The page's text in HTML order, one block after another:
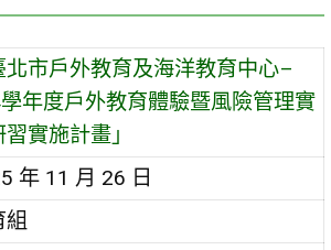
北市戶外教育及海洋教育中心–
年度戶外教育體驗暨風險管理實
實施計畫」
年 11 月 26 日
組